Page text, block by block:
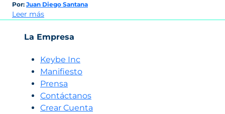
Por: Juan Diego Santana
Leer más:
KB:
y
como
tu
vendedor
IA
lo
La Empresa
Keybe Inc
Manifiesto
Prensa
Contáctanos
Crear Cuenta